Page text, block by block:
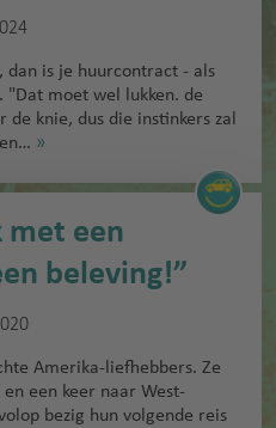
dan is je huurcontract - als
"Dat moet wel lukken. de
de knie, dus die instinkers zal
»
met een
beleving!”
Amerika-liefhebbers. Ze
een keer naar West-
bezig hun volgende reis